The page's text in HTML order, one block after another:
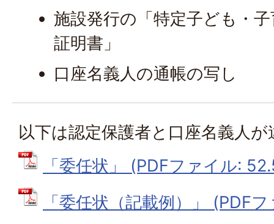
施設発行の「特定子ども・
証明書」
口座名義人の通帳の写し
以下は認定保護者と口座名義人
「委任状」 (PDFファイル:
「委任状（記載例）」 (PDF